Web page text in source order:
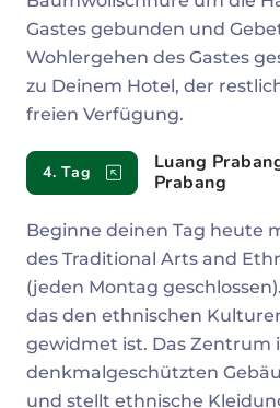
Gastes gebunden und
Wohlergehen des Gastes
zu Deinem Hotel, der
freien Verfügung.
4. Tag
Luang
Prabang
Beginne deinen Tag heute
des Traditional Arts and
(jeden Montag
das den ethnischen
gewidmet ist. Das Zentrum
denkmalgeschützten
und stellt ethnische